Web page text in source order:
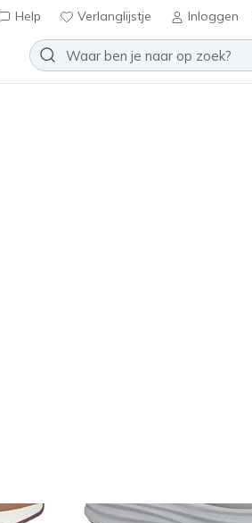
Help Verlanglijstje Inloggen